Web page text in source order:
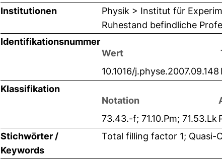
Institutionen
Physik > Institut für
Ruhestand befindliche
Identifikationsnummer
Wert
10.1016/j.physe.2007.09.148
Klassifikation
Notation
73.43.-f; 71.10.Pm; 71.53.Lk
Stichwörter /
Keywords
Total filling factor 1; Quasi-